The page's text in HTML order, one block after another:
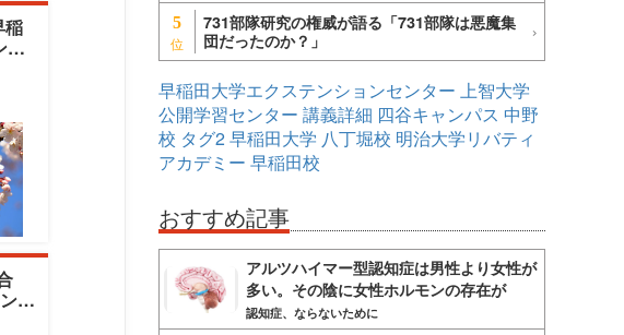
稲
セ
シ
5
731部隊研究の権威が語る「731部隊は悪魔集
団だったのか？」
早稲田大学エクステンションセンター 上智大学
公開学習センター 講義詳細 四谷キャンパス 中野
校 タグ2早稲田大学 八丁堀校 明治大学リバティ
アカデミー 早稲田校
おすすめ記事
アルツハイマー型認知症は男性より女性が
多い。その陰に女性ホルモンの存在が
認知症、ならないために